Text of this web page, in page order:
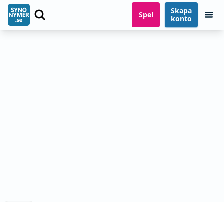
Spel
Skapa
konto